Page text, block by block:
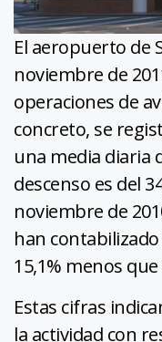
El aeropuerto de
noviembre de
operaciones de
concreto, se
una media diaria
descenso es del
noviembre de
han
15,1% menos que
Estas cifras
la actividad con